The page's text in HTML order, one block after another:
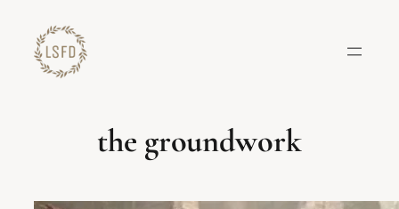
konten
the groundwork